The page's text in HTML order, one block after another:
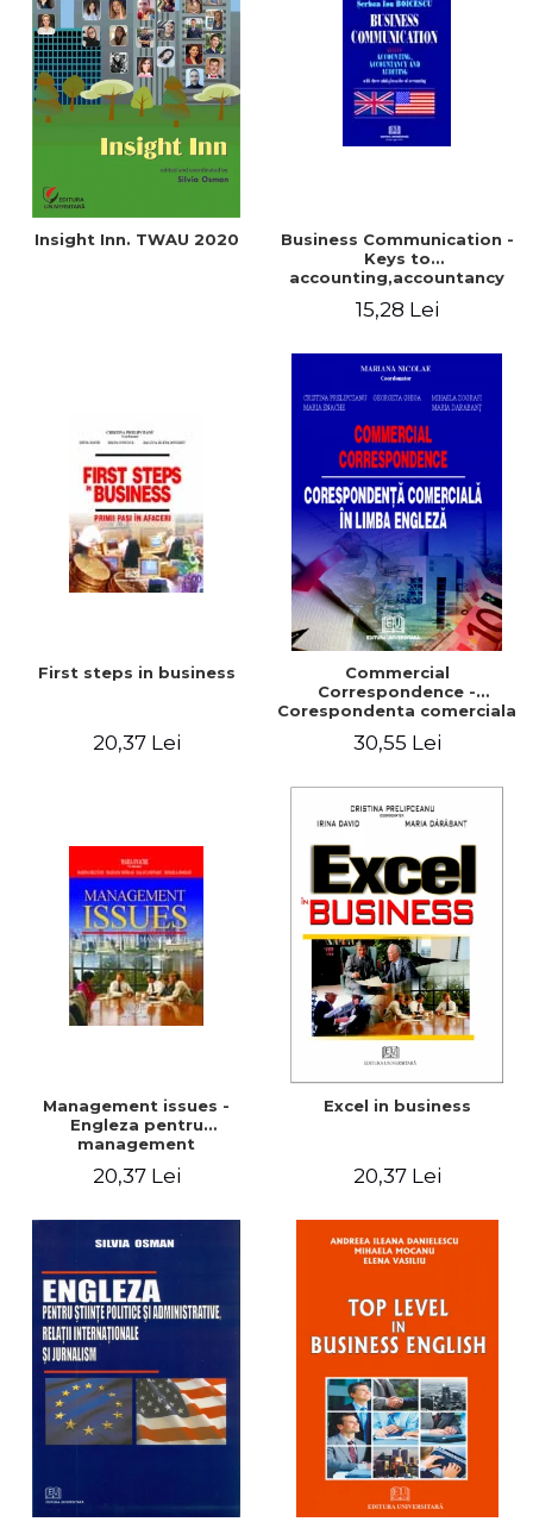
Insight Inn. TWAU 2020
Business Communication -
Keys to
accounting,accountancy
15,28 Lei
First steps in business
20,37 Lei
Commercial
Correspondence -
Corespondenta comerciala
30,55 Lei
Management issues -
Engleza pentru
management
20,37 Lei
Excel in business
20,37 Lei